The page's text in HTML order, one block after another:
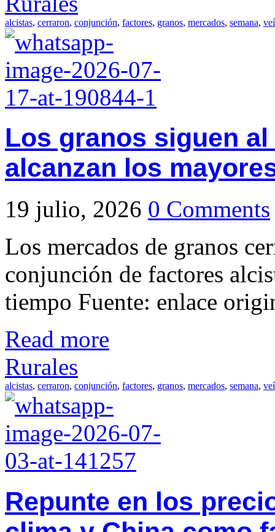
alcistas, cerraron, conjunción, factores, granos, mercados, semana,
Los granos siguen
alcanzan los
19 julio, 2026 0 Comments
Los mercados de granos
conjunción de factores
tiempo Fuente: enlace
Read more
Rurales
alcistas, cerraron, conjunción, factores, granos, mercados, semana,
Repunte en los